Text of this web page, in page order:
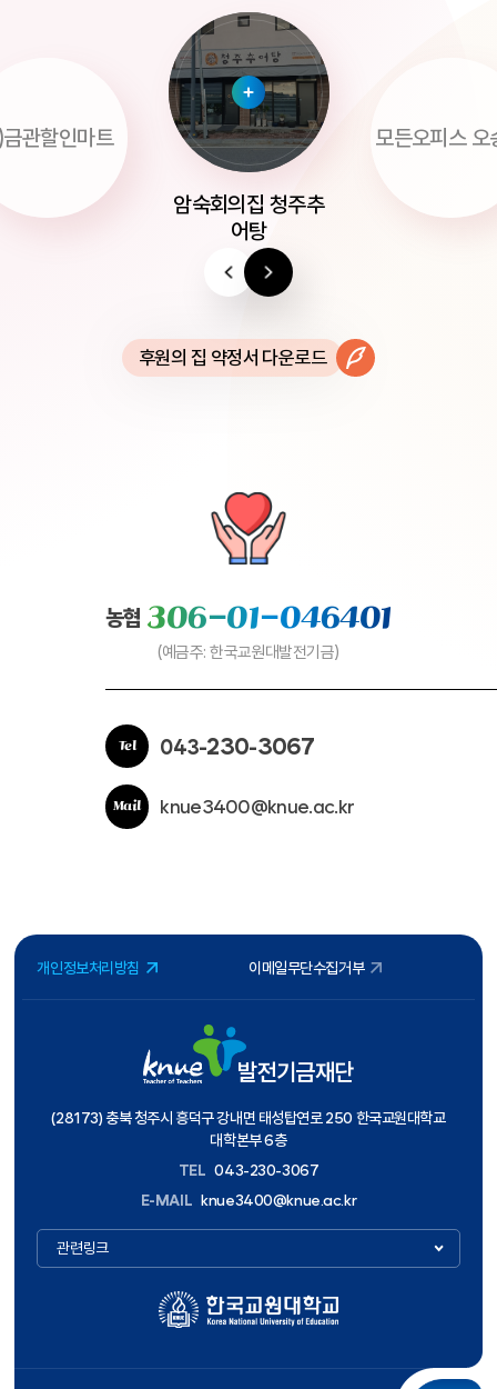
관할인마트
암숙회의집 청주추
어탕
모든오피스 오
후원의 집 약정서 다운로드
농협 306-01-046401
(예금주: 한국교원대발전기금)
Tel 043-230-3067
Mail knue3400@knue.ac.kr
개인정보처리방침 이메일무단수집거부
발전기금재단
(28173) 충북 청주시 흥덕구 강내면 태성탑연로 250 한국교원대학교
대학본부 6층
TEL 043-230-3067
E-MAIL knue3400@knue.ac.kr
관련링크